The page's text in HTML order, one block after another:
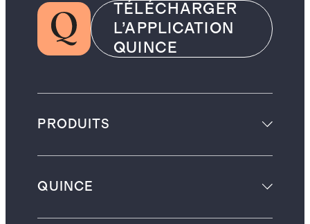
TÉLÉCHARGER
L’APPLICATION
QUINCE
PRODUITS
QUINCE